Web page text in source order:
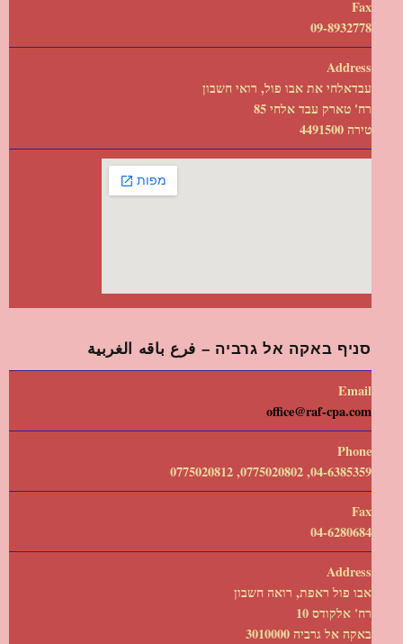
Fax
09-8932778
Address
עבדאלחי את אבו פול, רואי חשבון
רח' טארק עבד אלחי 85
טירה 4491500
סניף באקה אל גרביה – فرع باقه الغربية
Email
office@raf-cpa.com
Phone
04-6385359, 0775020802, 0775020812
Fax
04-6280684
Address
אבו פול ראפת, רואה חשבון
רח' אלקודס 10
באקה אל גרביה 3010000